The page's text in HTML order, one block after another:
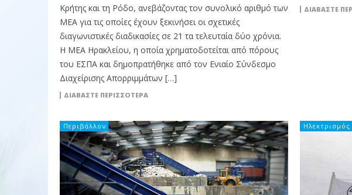
Κρήτης και τη Ρόδο, ανεβάζοντας τον συνολικό αριθμό των
ΜΕΑ για τις οποίες έχουν ξεκινήσει οι σχετικές
διαγωνιστικές διαδικασίες σε 21 τα τελευταία δύο χρόνια.
Η ΜΕΑ Ηρακλείου, η οποία χρηματοδοτείται από πόρους
του ΕΣΠΑ και δημοπρατήθηκε από τον Ενιαίο Σύνδεσμο
Διαχείρισης Απορριμμάτων […]
ΔΙΑΒΆΣΤΕ ΠΕΡΙΣΣΌΤΕΡΑ
ΔΙΑΒΆΣΤΕ
Περιβάλλον Ηλεκτρισμός